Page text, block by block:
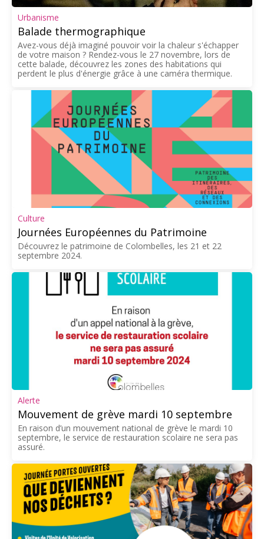
Urbanisme
Balade thermographique
Avez-vous déjà imaginé pouvoir voir la chaleur s'échapper
de votre maison ? Rendez-vous le 27 novembre, lors de
cette balade, découvrez les zones des habitations qui
perdent le plus d'énergie grâce à une caméra thermique.
Culture
Journées Européennes du Patrimoine
Découvrez le patrimoine de Colombelles, les 21 et 22
septembre 2024.
Alerte
Mouvement de grève mardi 10 septembre
En raison d’un mouvement national de grève le mardi 10
septembre, le service de restauration scolaire ne sera pas
assuré.